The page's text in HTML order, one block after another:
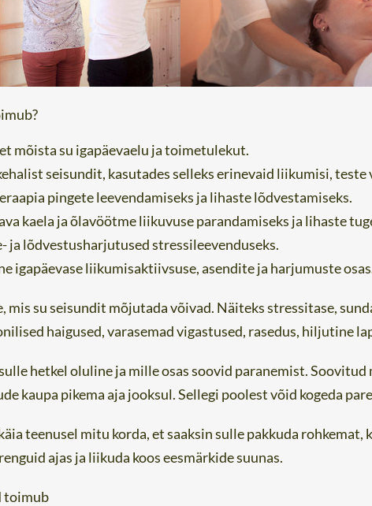
mõista su igapäevaelu ja toimetulekut.
seisundit, kasutades selleks erinevaid liikumisi, teste
pingete leevendamiseks ja lihaste lõdvestamiseks.
kaela ja õlavöötme liikuvuse parandamiseks ja lihaste
ja lõdvestusharjutused stressileevenduseks.
igapäevase liikumisaktiivsuse, asendite ja harjumuste
mis su seisundit mõjutada võivad. Näiteks stressitase,
haigused, varasemad vigastused, rasedus, hiljutine
hetkel oluline ja mille osas soovid paranemist.
kaupa pikema aja jooksul. Sellegi poolest võid kogeda
teenusel mitu korda, et saaksin sulle pakkuda rohkemat,
ajas ja liikuda koos eesmärkide suunas.
toimub